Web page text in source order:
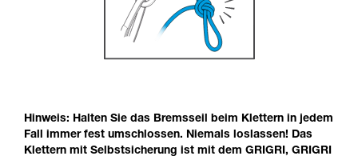
Hinweis: Halten Sie das Bremsseil beim Klettern in jedem
Fall immer fest umschlossen. Niemals loslassen! Das
Klettern mit Selbstsicherung ist mit dem GRIGRI, GRIGRI